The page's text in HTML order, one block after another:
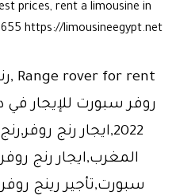
prices, rent a limousine in
https://limousineegypt.net
روفر سبورت للإيجار في
2022,ايجار رنج
المغرب,ايجار رنج
سبورت,تأجير رينج